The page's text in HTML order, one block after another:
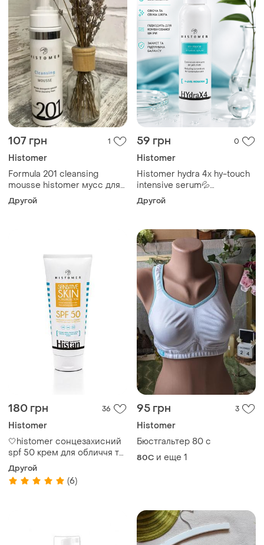
107 грн 1
Histomer
Formula 201 cleansing
mousse histomer мусс для
очищения кожи хистомер
Другой
59 грн 0
Histomer
Histomer hydra 4х hy-touch
intensive serum💦
увлажняющая сыворотка
для комбинированной и
Другой
180 грн 36
Histomer
🤍histomer сонцезахисний
spf 50 крем для обличчя та
тіла
Другой
(6)
95 грн 3
Histomer
Бюстгальтер 80 с
80C и еще 1